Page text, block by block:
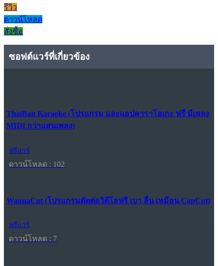
รีวิว
ดาวน์โหลด
สั่งซื้อ
ซอฟต์แวร์ที่เกี่ยวข้อง
ThaiBan Karaoke (โปรแกรม และแอปคาราโอเกะ ฟรี มีเพลง
MIDI กว่าแสนเพลง)
ฟรีแวร์
ดาวน์โหลด : 102
WannaCut (โปรแกรมตัดต่อวิดีโอฟรี เบา ลื่น เหมือน CapCut)
ฟรีแวร์
ดาวน์โหลด : 7